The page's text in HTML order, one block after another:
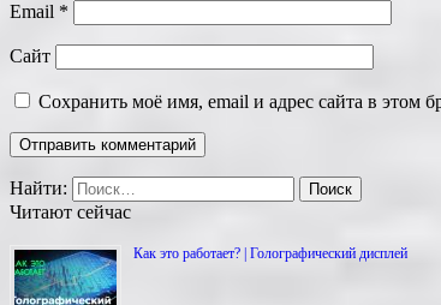
Email *
Сайт
Сохранить моё имя, email и адрес сайта в этом
Найти:
Читают сейчас
Как это работает? | Голографический дисплей